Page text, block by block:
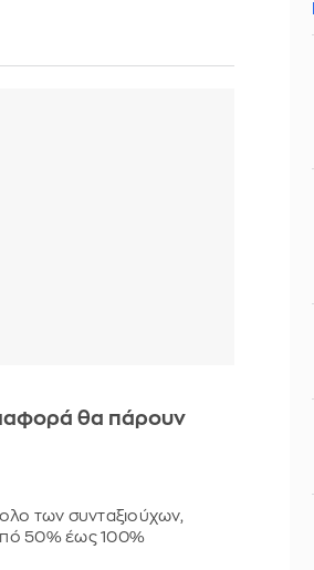
θα πάρουν
των συνταξιούχων,
50% έως 100%